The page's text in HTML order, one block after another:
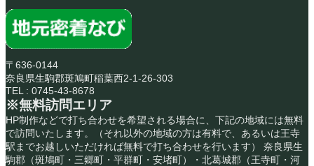
〒636-0144
奈良県生駒郡斑鳩町稲葉西2-1-26-303
TEL : 0745-43-8678
※無料訪問エリア
HP制作などで打ち合わせを希望される場合に、下記の地域には無料
で訪問いたします。（それ以外の地域の方は有料で、あるいは王寺
駅までお越しいただければ無料で打ち合わせを行います） 奈良県生
駒郡（斑鳩町・三郷町・平群町・安堵町）・北葛城郡（王寺町・河